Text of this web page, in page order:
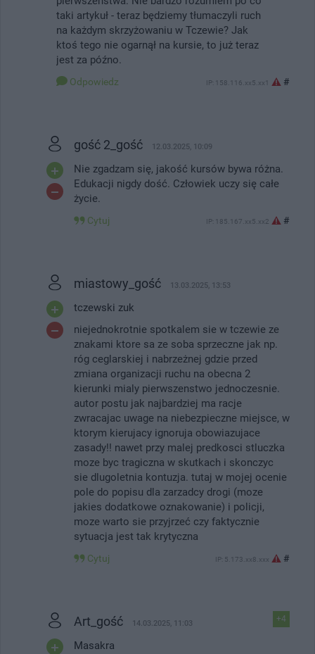
taki artykuł - teraz będziemy tłumaczyli ruch
na każdym skrzyżowaniu w Tczewie? Jak
ktoś tego nie ogarnął na kursie, to już teraz
jest za późno.
Odpowiedz IP: 158.116.xx5.xx1 #
gość 2_gość 12.03.2025, 10:09
Nie zgadzam się, jakość kursów bywa różna.
Edukacji nigdy dość. Człowiek uczy się całe
życie.
Cytuj IP: 185.167.xx5.xx2 #
miastowy_gość 13.03.2025, 13:53
tczewski zuk
niejednokrotnie spotkalem sie w tczewie ze
znakami ktore sa ze soba sprzeczne jak np.
róg ceglarskiej i nabrzeżnej gdzie przed
zmiana organizacji ruchu na obecna 2
kierunki mialy pierwszenstwo jednoczesnie.
autor postu jak najbardziej ma racje
zwracajac uwage na niebezpieczne miejsce, w
ktorym kierujacy ignoruja obowiazujace
zasady!! nawet przy malej predkosci stluczka
moze byc tragiczna w skutkach i skonczyc
sie dlugoletnia kontuzja. tutaj w mojej ocenie
pole do popisu dla zarzadcy drogi (moze
jakies dodatkowe oznakowanie) i policji,
moze warto sie przyjrzeć czy faktycznie
sytuacja jest tak krytyczna
Cytuj IP: 5.173.xx8.xxx #
+4
Art_gość 14.03.2025, 11:03
Masakra